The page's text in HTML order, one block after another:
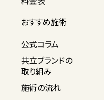
おすすめ施術
公式コラム
共立ブランドの
取り組み
施術の流れ